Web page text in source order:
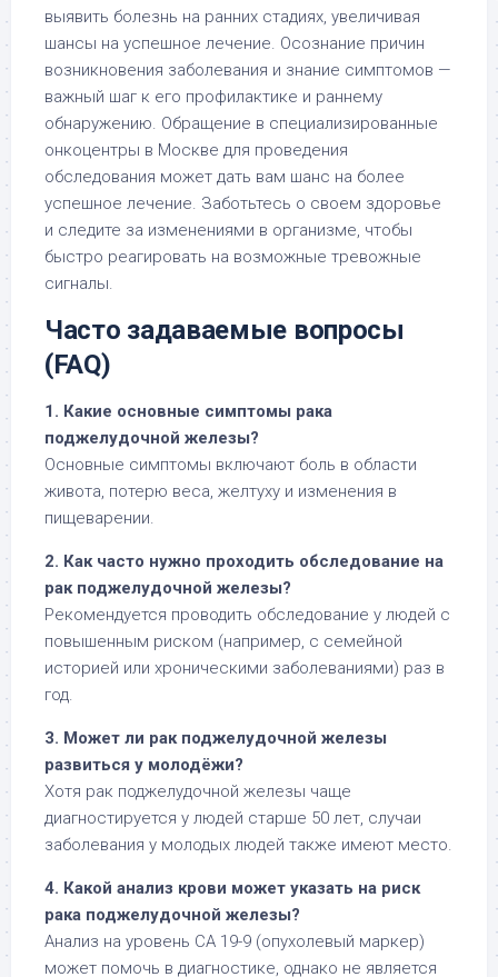
выявить болезнь на ранних стадиях, увеличивая
шансы на успешное лечение. Осознание причин
возникновения заболевания и знание симптомов —
важный шаг к его профилактике и раннему
обнаружению. Обращение в специализированные
онкоцентры в Москве для проведения
обследования может дать вам шанс на более
успешное лечение. Заботьтесь о своем здоровье
и следите за изменениями в организме, чтобы
быстро реагировать на возможные тревожные
сигналы.
Часто задаваемые вопросы
(FAQ)
1. Какие основные симптомы рака
поджелудочной железы?
Основные симптомы включают боль в области
живота, потерю веса, желтуху и изменения в
пищеварении.
2. Как часто нужно проходить обследование на
рак поджелудочной железы?
Рекомендуется проводить обследование у людей с
повышенным риском (например, с семейной
историей или хроническими заболеваниями) раз в
год.
3. Может ли рак поджелудочной железы
развиться у молодёжи?
Хотя рак поджелудочной железы чаще
диагностируется у людей старше 50 лет, случаи
заболевания у молодых людей также имеют место.
4. Какой анализ крови может указать на риск
рака поджелудочной железы?
Анализ на уровень CA 19-9 (опухолевый маркер)
может помочь в диагностике, однако не является